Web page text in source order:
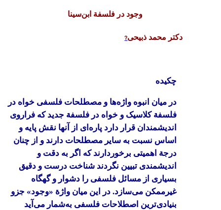
وجود در فلسفة ابن‌سینا
دکتر محمد ذبیحی?
چکیده
در میان انبوه واژه‌ها و مصطلحات فلسفی خواه در
فلسفة کلاسیک و خواه در فلسفة جدید که فراروی
اندیشمندان قرار دارد پاره‌ای از آنها نقش پایه و
اساس نسبت به سایر مصطلحات دارند و از چنان
درجة اهمیتی برخوردارند که اگر به دقت و
اندیشمندی تبیین نگردند شناخت درست و دقیق
بسیاری از مسائل فلسفی را دشوار و گهگاه
غیرممکن می‌سازد. در این میان واژة «وجود» جزو
بنیادی‌ترین اصطلاحات فلسفی به‌شمار می‌آید